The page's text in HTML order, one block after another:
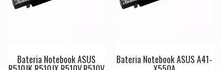
Bateria Notebook ASUS Bateria Notebook ASUS A41-